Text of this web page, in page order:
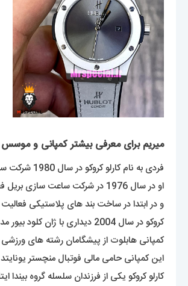
میریم برای معرفی بیشتر کمپانی و
فردی به نام کارلو کروکو در سال 1980 شرکت ساعت سازی هابلوت را در سوئیس تاسیس کرد .
او در سال 1976 در شرکت ساعت سازی بریل فعالیت داشت و از آن پس تصمیم گرفت برند شخصی خود را راه اندازی کند
و در ابتدا در ساخت بند های پلاستیکی فعالیت داشت که حدود 2 سال
کروکو در سال 2004 دیداری با ژان کلود بیور مدیریت ساعت سازی برند امگا دیدار داشته و او را بعنوان مدیرعامل برند هابلوت برگزید
کمپانی هابلوت از پیشگامان رشته های
این کمپانی حامی مالی فوتبال منچستر یونایتد ، یوونتوس ، بایرن مونیخ ، جام جهانی 2010 ،